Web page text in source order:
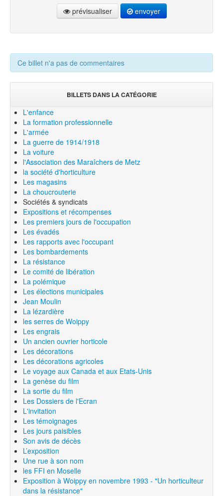
prévisualiser
envoyer
Ce billet n'a pas de commentaires
BILLETS DANS LA CATÉGORIE
L'enfance
La formation professionnelle
L'armée
La guerre de 1914/1918
La voiture
l'Association des Maraîchers de Metz
la société d'horticulture
Les magasins
La choucrouterie
Sociétés & syndicats
Expositions et récompenses
Les premiers jours de l'occupation
Les évadés
Les rapports avec l'occupant
Les bombardements
La résistance
Le comité de libération
La polémique
Les élections municipales
Jean Moulin
La lézardière
les serres de Woippy
Les engrais
Un ancien ouvrier horticole
Les décorations
Les décorations agricoles
Le voyage aux Canada et aux Etats-Unis
La genèse du film
La sortie du film
Les Dossiers de l'Ecran
L'invitation
Les témoignages
Les jours paisibles
Son avis de décès
L’exposition
Une rue à son nom
les FFI en Moselle
Exposition à Woippy en novembre 1993 - "Un horticulteur
dans la résistance"